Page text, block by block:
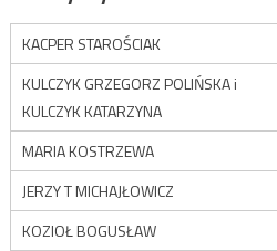
KACPER STAROŚCIAK
KULCZYK GRZEGORZ POLIŃSKA i
KULCZYK KATARZYNA
MARIA KOSTRZEWA
JERZY T MICHAJŁOWICZ
KOZIOŁ BOGUSŁAW